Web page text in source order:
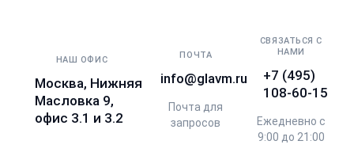
НАШ ОФИС
Москва, Нижняя
Масловка 9,
офис 3.1 и 3.2
ПОЧТА
info@glavm.ru
Почта для
запросов
СВЯЗАТЬСЯ С
НАМИ
+7 (495)
108-60-15
Ежедневно с
9:00 до 21:00